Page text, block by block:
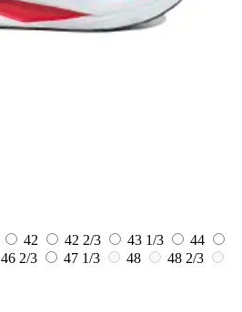
42 42 2/3 43 1/3
44
46 2/3 47 1/3 48
48 2/3